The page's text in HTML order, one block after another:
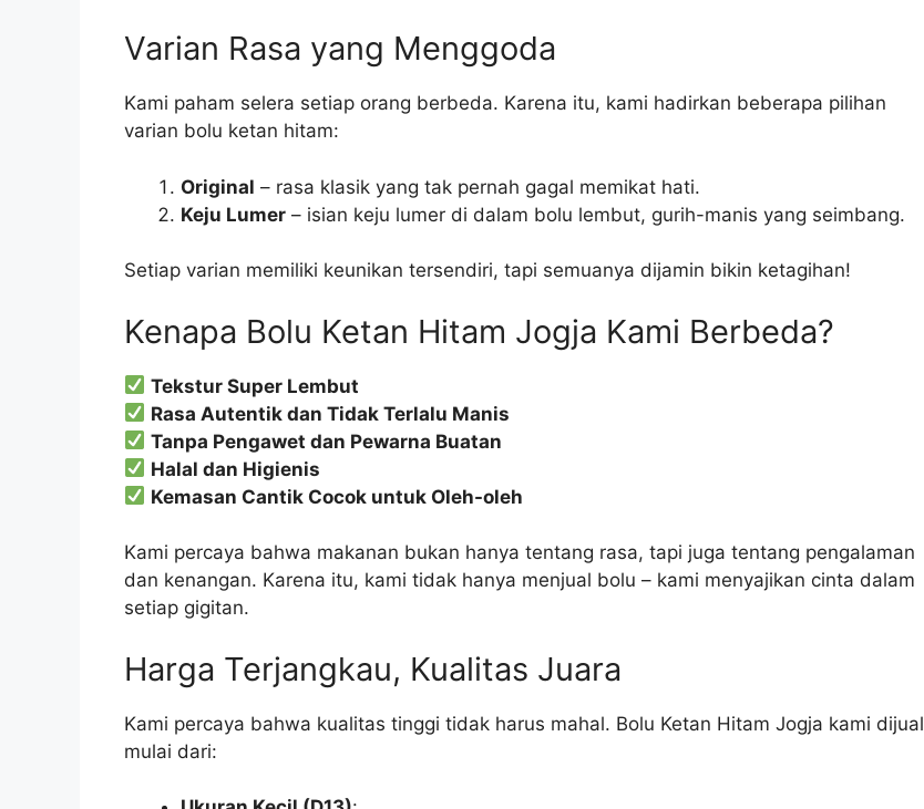
Varian Rasa yang Menggoda
Kami paham selera setiap orang berbeda. Karena itu, kami hadirkan beberapa pilihan
varian bolu ketan hitam:
Original – rasa klasik yang tak pernah gagal memikat hati.
Keju Lumer – isian keju lumer di dalam bolu lembut, gurih-manis yang seimbang.
Setiap varian memiliki keunikan tersendiri, tapi semuanya dijamin bikin ketagihan!
Kenapa Bolu Ketan Hitam Jogja Kami Berbeda?
Tekstur Super Lembut
Rasa Autentik dan Tidak Terlalu Manis
Tanpa Pengawet dan Pewarna Buatan
Halal dan Higienis
Kemasan Cantik Cocok untuk Oleh-oleh
Kami percaya bahwa makanan bukan hanya tentang rasa, tapi juga tentang pengalaman
dan kenangan. Karena itu, kami tidak hanya menjual bolu – kami menyajikan cinta dalam
setiap gigitan.
Harga Terjangkau, Kualitas Juara
Kami percaya bahwa kualitas tinggi tidak harus mahal. Bolu Ketan Hitam Jogja kami dijual
mulai dari: